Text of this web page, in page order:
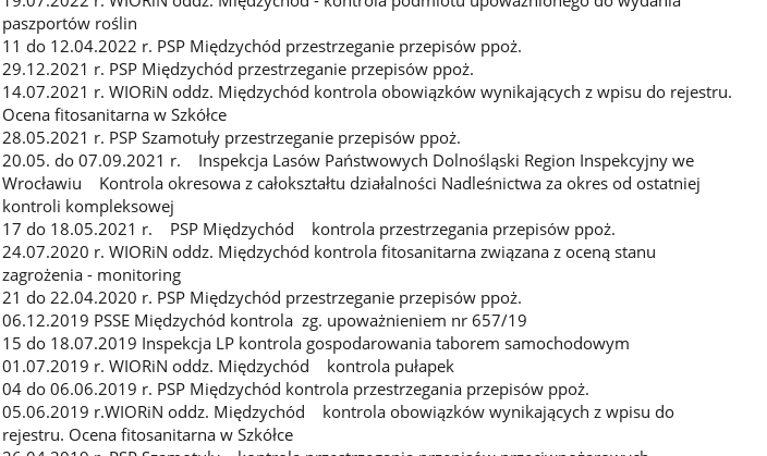
paszportów roślin
11 do 12.04.2022 r. PSP Międzychód przestrzeganie przepisów ppoż.
29.12.2021 r. PSP Międzychód przestrzeganie przepisów ppoż.
14.07.2021 r. WIORiN oddz. Międzychód kontrola obowiązków wynikających z wpisu do rejestru.
Ocena fitosanitarna w Szkółce
28.05.2021 r. PSP Szamotuły przestrzeganie przepisów ppoż.
20.05. do 07.09.2021 r. Inspekcja Lasów Państwowych Dolnośląski Region Inspekcyjny we
Wrocławiu Kontrola okresowa z całokształtu działalności Nadleśnictwa za okres od ostatniej
kontroli kompleksowej
17 do 18.05.2021 r. PSP Międzychód kontrola przestrzegania przepisów ppoż.
24.07.2020 r. WIORiN oddz. Międzychód kontrola fitosanitarna związana z oceną stanu
zagrożenia - monitoring
21 do 22.04.2020 r. PSP Międzychód przestrzeganie przepisów ppoż.
06.12.2019 PSSE Międzychód kontrola zg. upoważnieniem nr 657/19
15 do 18.07.2019 Inspekcja LP kontrola gospodarowania taborem samochodowym
01.07.2019 r. WIORiN oddz. Międzychód kontrola pułapek
04 do 06.06.2019 r. PSP Międzychód kontrola przestrzegania przepisów ppoż.
05.06.2019 r.WIORiN oddz. Międzychód kontrola obowiązków wynikających z wpisu do
rejestru. Ocena fitosanitarna w Szkółce